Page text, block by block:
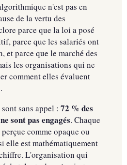
n'est pas en
de la vertu des
parce que la loi a posé
parce que les salariés ont
et parce que le marché des
les organisations qui ne
comment elles évaluent
sans appel : 72 % des
sont pas engagés. Chaque
comme opaque ou
elle est mathématiquement
L'organisation qui